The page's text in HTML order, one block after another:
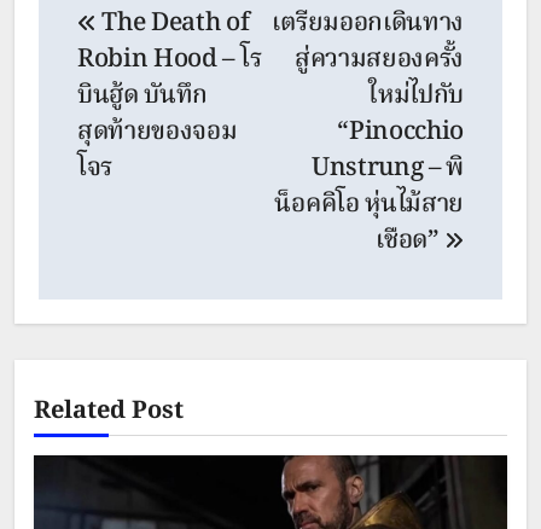
navigation
The Death of
Robin Hood – โร
บินฮู้ด บันทึก
สุดท้ายของจอม
โจร
เตรียมออกเดินทาง
สู่ความสยองครั้ง
ใหม่ไปกับ
“Pinocchio
Unstrung – พิ
น็อคคิโอ หุ่นไม้สาย
เชือด”
Related Post